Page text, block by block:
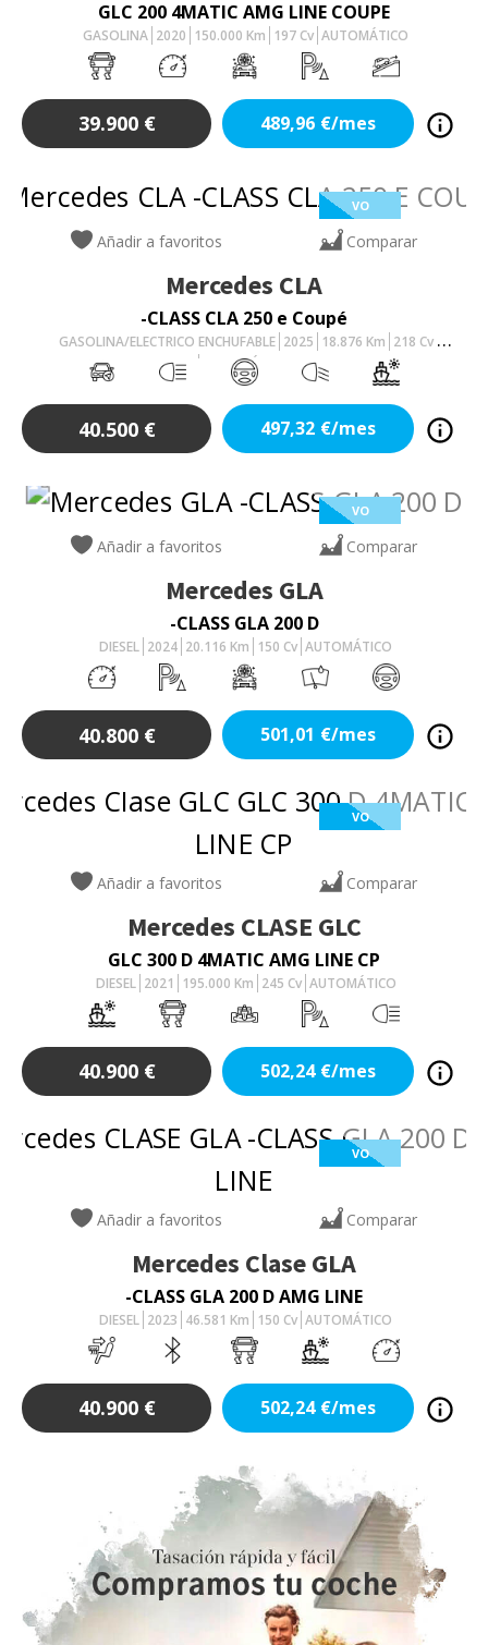
GLC 200 4MATIC AMG LINE COUPE
GASOLINA 2020 150.000 Km 197 Cv AUTOMÁTICO
39.900 € 489,96 €/mes
VO
Añadir a favoritos Comparar
Mercedes CLA
-CLASS CLA 250 e Coupé
GASOLINA/ELECTRICO ENCHUFABLE 2025 18.876 Km 218 Cv
AUTOMÁTICO
40.500 € 497,32 €/mes
VO
Añadir a favoritos Comparar
Mercedes GLA
-CLASS GLA 200 D
DIESEL 2024 20.116 Km 150 Cv AUTOMÁTICO
40.800 € 501,01 €/mes
VO
Añadir a favoritos Comparar
Mercedes CLASE GLC
GLC 300 D 4MATIC AMG LINE CP
DIESEL 2021 195.000 Km 245 Cv AUTOMÁTICO
40.900 € 502,24 €/mes
VO
Añadir a favoritos Comparar
Mercedes Clase GLA
-CLASS GLA 200 D AMG LINE
DIESEL 2023 46.581 Km 150 Cv AUTOMÁTICO
40.900 € 502,24 €/mes